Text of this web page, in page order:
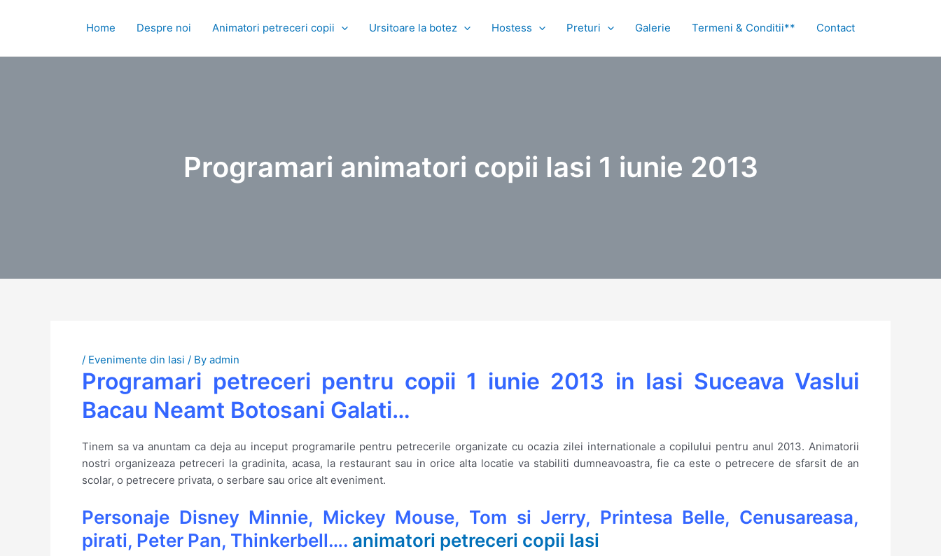
Home Despre noi Animatori petreceri copii Ursitoare la botez Hostess Preturi Galerie Termeni & Conditii** Contact
Programari animatori copii Iasi 1 iunie 2013
/ Evenimente din Iasi / By admin
Programari petreceri pentru copii 1 iunie 2013 in Iasi Suceava Vaslui
Bacau Neamt Botosani Galati…
Tinem sa va anuntam ca deja au inceput programarile pentru petrecerile organizate cu ocazia zilei internationale a copilului pentru anul 2013. Animatorii
nostri organizeaza petreceri la gradinita, acasa, la restaurant sau in orice alta locatie va stabiliti dumneavoastra, fie ca este o petrecere de sfarsit de an
scolar, o petrecere privata, o serbare sau orice alt eveniment.
Personaje Disney Minnie, Mickey Mouse, Tom si Jerry, Printesa Belle, Cenusareasa,
pirati, Peter Pan, Thinkerbell…. animatori petreceri copii Iasi